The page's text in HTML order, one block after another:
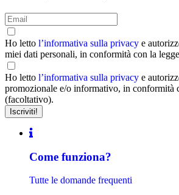
Ho letto l’informativa sulla privacy e
miei dati personali, in conformità con la
Ho letto l’informativa sulla privacy e
promozionale e/o informativo, in conformità
(facoltativo).
Come funziona?
Tutte le domande frequenti